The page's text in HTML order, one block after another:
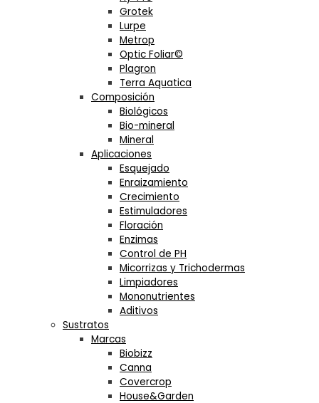
Grotek
Lurpe
Metrop
Optic Foliar©
Plagron
Terra Aquatica
Composición
Biológicos
Bio-mineral
Mineral
Aplicaciones
Esquejado
Enraizamiento
Crecimiento
Estimuladores
Floración
Enzimas
Control de PH
Micorrizas y Trichodermas
Limpiadores
Mononutrientes
Aditivos
Sustratos
Marcas
Biobizz
Canna
Covercrop
House&Garden